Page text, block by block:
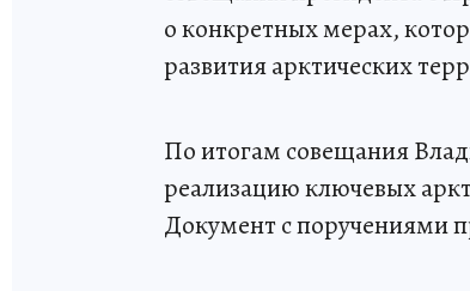
о конкретных мерах,
развития арктических
По итогам совещания
реализацию ключевых
Документ с поручениями